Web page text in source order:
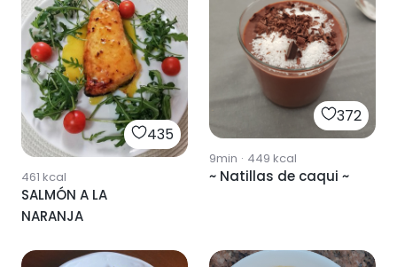
435
461 kcal
SALMÓN A LA
NARANJA
372
9min · 449 kcal
~ Natillas de caqui ~